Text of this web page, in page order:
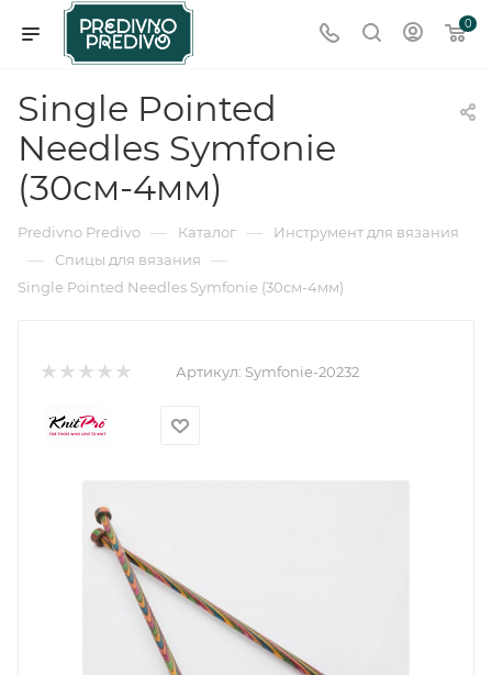
0
Single Pointed
Needles Symfonie
(30см-4мм)
Predivno Predivo — Каталог — Инструмент для вязания
— Спицы для вязания —
Single Pointed Needles Symfonie (30см-4мм)
Артикул: Symfonie-20232